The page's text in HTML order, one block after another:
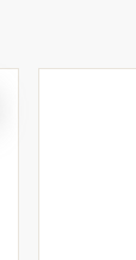
おりがらみ
の通りメロ
いだ瞬間か
品のある果
目はピチピ
泡感と一緒
の旨味が広